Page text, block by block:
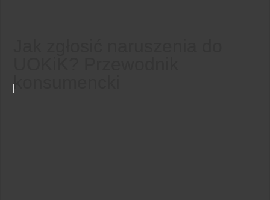
konsumencki